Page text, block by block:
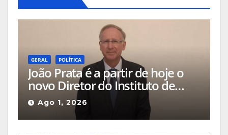
GERAL POLÍTICA
João Prata é a partir de hoje o
novo Diretor do Instituto de
Emprego e Formação
Profissional da Guarda
Ago 1, 2026